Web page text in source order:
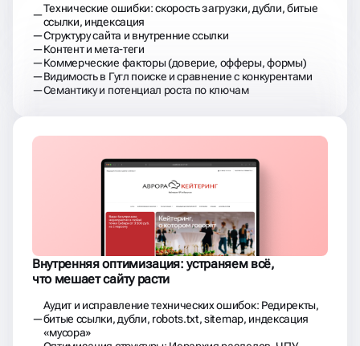
Технические ошибки: скорость загрузки, дубли, битые
ссылки, индексация
Структуру сайта и внутренние ссылки
Контент и мета-теги
Коммерческие факторы (доверие, офферы, формы)
Видимость в Гугл поиске и сравнение с конкурентами
Семантику и потенциал роста по ключам
Внутренняя оптимизация: устраняем всё,
что мешает сайту расти
Аудит и исправление технических ошибок: Редиректы,
битые ссылки, дубли, robots.txt, sitemap, индексация
«мусора»